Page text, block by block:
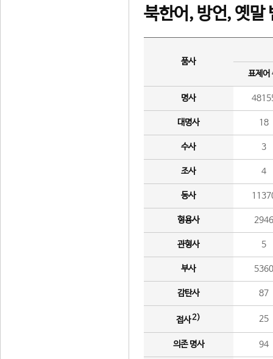
북한어, 방언, 옛말
품사
표제어
명사
대명사 18
수사 3
조사 4
동사
형용사 2946
관형사 5
부사 5360
감탄사 87
접사2) 25
의존 명사 94